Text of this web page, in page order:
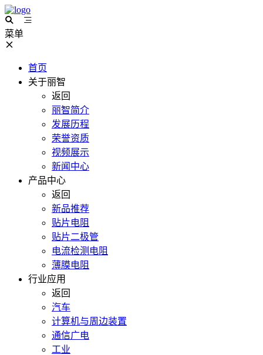
菜单
首页
关于丽智
返回
丽智简介
发展历程
荣誉资质
视频展示
新闻中心
产品中心
返回
新品推荐
贴片电阻
贴片二极管
电流检测电阻
薄膜电阻
行业应用
返回
汽车
计算机与周边装置
通信广电
工业